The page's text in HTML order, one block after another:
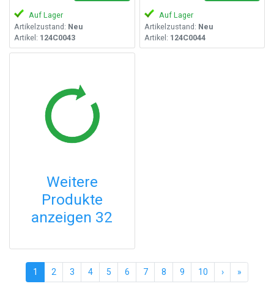
Auf Lager
Artikelzustand: Neu
Artikel: 124C0043
Auf Lager
Artikelzustand: Neu
Artikel: 124C0044
Weitere
Produkte
anzeigen 32
1 (current)
2 3 4 5 6 7 8 9 10 › »